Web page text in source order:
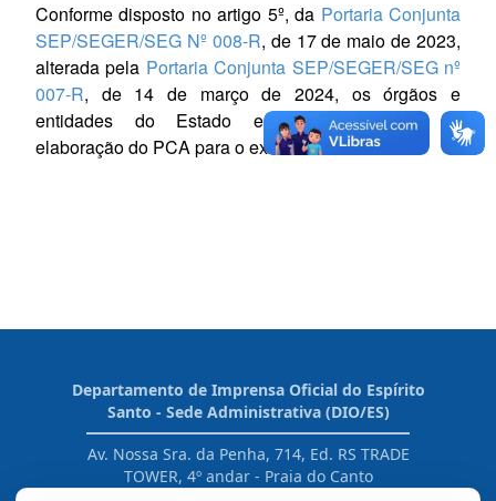
Conforme disposto no artigo 5º, da Portaria Conjunta
SEP/SEGER/SEG Nº 008-R, de 17 de maio de 2023,
alterada pela Portaria Conjunta SEP/SEGER/SEG nº
007-R, de 14 de março de 2024, os órgãos e
entidades do Estado estão dispensados da
elaboração do PCA para o exercício de 2024.
Departamento de Imprensa Oficial do Espírito
Santo - Sede Administrativa (DIO/ES)
Av. Nossa Sra. da Penha, 714, Ed. RS TRADE
TOWER, 4º andar - Praia do Canto